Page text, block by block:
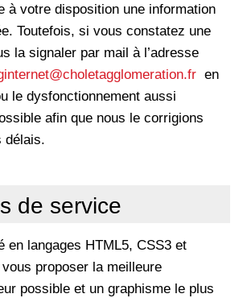
à votre disposition une information
Toutefois, si vous constatez une
la signaler par mail à l’adresse
@choletagglomeration.fr en
le dysfonctionnement aussi
afin que nous le corrigions
délais.
de service
en langages HTML5, CSS3 et
proposer la meilleure
possible et un graphisme le plus